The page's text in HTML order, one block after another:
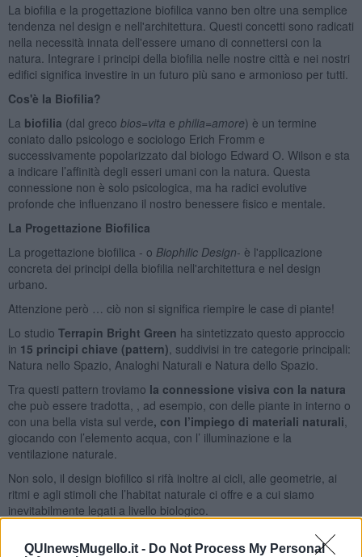
QUInewsMugello.it - Do Not Process My Personal
La biofilia e la progettazione biofilica vanno ben oltre una semplice
tendenza nel design e nell'architettura. Questi concetti sono radicati
nella necessità innata dell'essere umano di connettersi con la
natura. Integrare i principi della biofilia nelle nostre città e nei nostri
edifici significa investire in un futuro più sano e armonioso per tutti.
Cos'è la Biofilia?
La biofilia (dal greco bios=vita e philia=amore) è un termine
coniato dallo psicologo e sociologo Erich Fromm e
successivamente popolarizzato dal biologo Edward O. Wilson e sta
a indicare l’affinità degli esseri umani con la natura. Questa
connessione non è solo psicologica, ma ha radici evolutive
profonde che influenzano il nostro benessere fisico e mentale.
La Progettazione Biofilica
La progettazione biofilica - o Biophilic Design- è l'applicazione
concreta dei principi della biofilia nell'architettura e nel design
urbano.
Attenzione però … ciò non si significa riempire le case di piante!
Lo studio Terrapin Bright Green ha sintetizzato questo approccio
in 15 principi chiave (pattern) , suddivisi in tre categorie principali:
Natura nello Spazio, Analoghi Naturali e Natura dello Spazio.
Tra questi pattern troviamo la connessione visiva con la natura
che può essere tradotta, , ad esempio, con delle piante in interno o
con una bella vista sul verde, con l’impiego di materiali naturali
giocando con l’elemento acqua, con l’ illuminazione e la
ventilazione naturale.
Non solo, il design biofilico si rifà inoltre ai cicli, alle geometrie, ai
ritmi e agli stimoli che l’habitat naturale ci offre e a cui siamo
inevitabilmente legati a livello biologico.